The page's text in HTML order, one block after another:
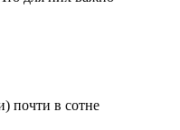
почти в сотне